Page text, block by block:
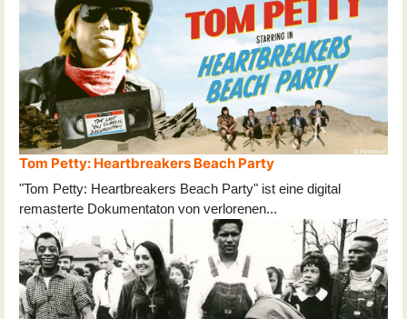
Tom Petty: Heartbreakers Beach Party
"Tom Petty: Heartbreakers Beach Party" ist eine digital
remasterte Dokumentaton von verlorenen...